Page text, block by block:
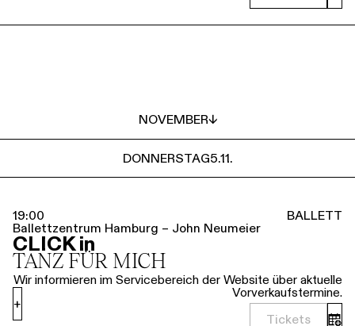
NOVEMBER↓
DONNERSTAG5.11.
19:00
Ballettzentrum Hamburg – John Neumeier
BALLETT
CLICK in
TANZ FÜR MICH
Wir informieren im Servicebereich der Website über aktuelle
Vorverkaufstermine.
Tickets
+